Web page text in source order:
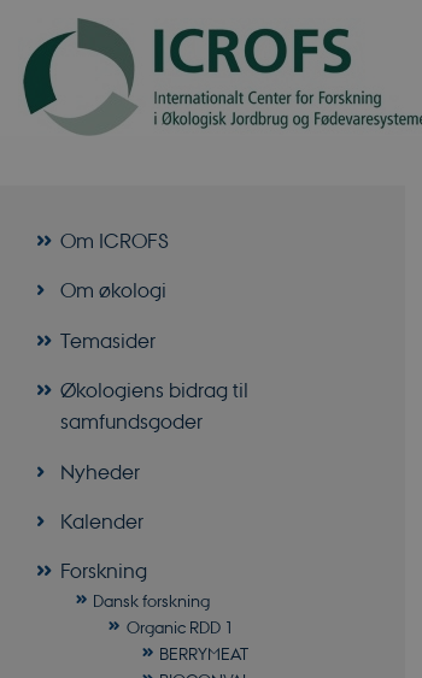
Om ICROFS
Om økologi
Temasider
Økologiens bidrag til
samfundsgoder
Nyheder
Kalender
Forskning
Dansk forskning
Organic RDD 1
BERRYMEAT